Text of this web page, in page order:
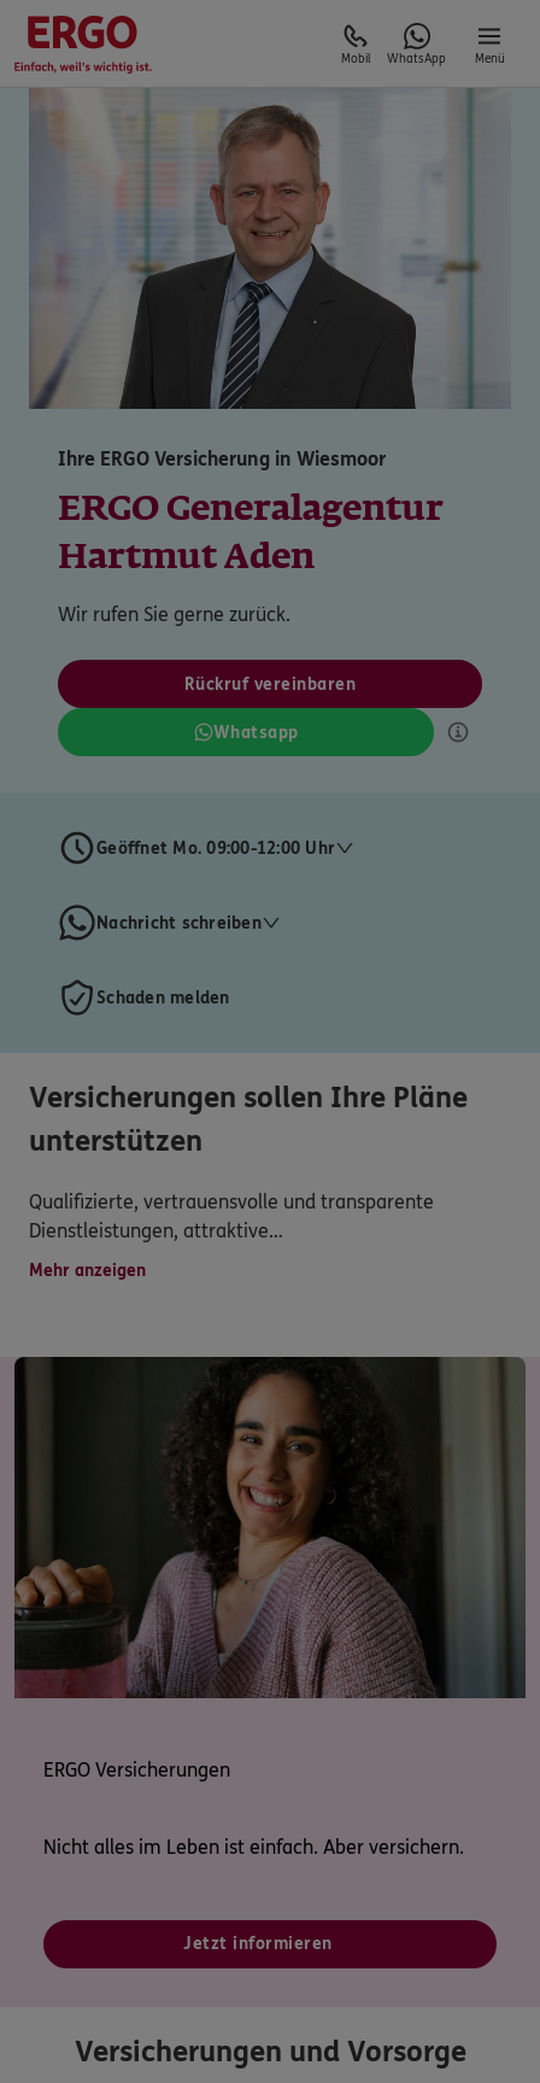
Mobil WhatsApp Menü
Ihre ERGO Versicherung in Wiesmoor
ERGO Generalagentur
Hartmut Aden
Wir rufen Sie gerne zurück.
Rückruf vereinbaren
Whatsapp
Geöffnet Mo. 09:00-12:00 Uhr
Nachricht schreiben
Schaden melden
Versicherungen sollen Ihre Pläne
unterstützen
Qualifizierte, vertrauensvolle und transparente
Dienstleistungen, attraktive
Versicherungsprodukte,persönliche Betreuung, schnelle
Versichern heißt verstehen! Deshalb entwickeln wir
unser Angebot für Sie immer weiter.
Haben Sie dennoch Fragen zu unserem Produkt- und
Dann nehmen Sie Kontakt zu uns auf.
Wir freuen uns auf Sie.
Ihre ERGO Generalagentur
Mehr anzeigen
ERGO Versicherungen
Nicht alles im Leben ist einfach. Aber versichern.
Jetzt informieren
Versicherungen und Vorsorge